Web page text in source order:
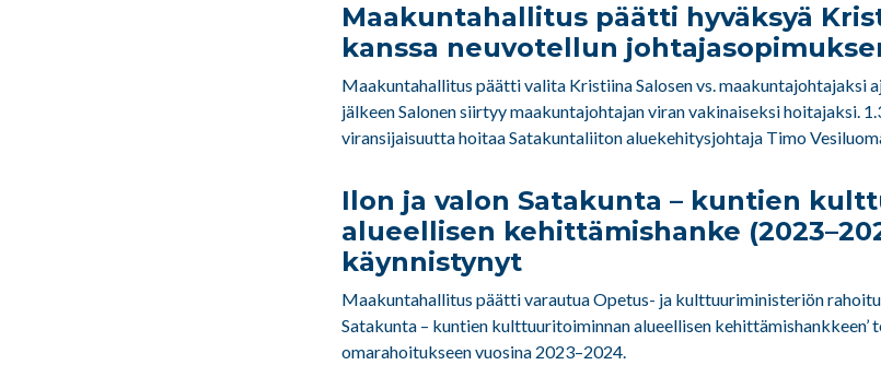
Maakuntahallitus päätti hyväksyä
kanssa neuvotellun
Maakuntahallitus päätti valita Kristiina Salosen vs. maakuntajohtajaksi
jälkeen Salonen siirtyy maakuntajohtajan viran vakinaiseksi hoitajaksi.
viransijaisuutta hoitaa Satakuntaliiton aluekehitysjohtaja Timo
Ilon ja valon Satakunta – kuntien
alueellisen kehittämishanke
käynnistynyt
Maakuntahallitus päätti varautua Opetus- ja kulttuuriministeriön
Satakunta – kuntien kulttuuritoiminnan alueellisen kehittämishankkeen’
omarahoitukseen vuosina 2023–2024.